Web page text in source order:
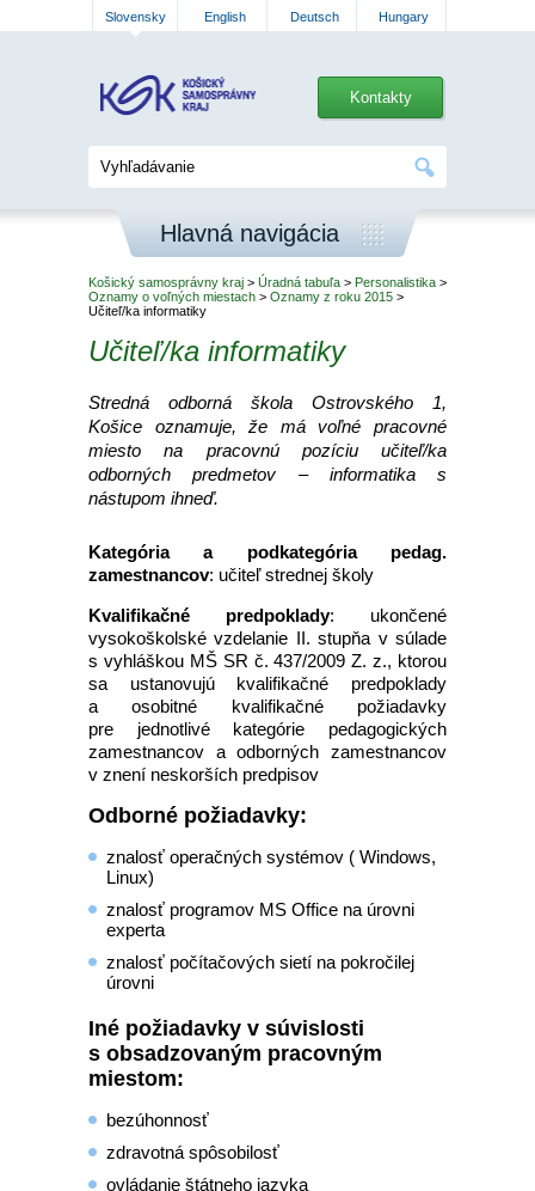
Slovensky English Deutsch Hungary
Kontakty
Hlavná navigácia
Košický samosprávny kraj > Úradná tabuľa > Personalistika >
Oznamy o voľných miestach > Oznamy z roku 2015 >
Učiteľ/ka informatiky
Učiteľ/ka informatiky
Stredná odborná škola Ostrovského 1,
Košice oznamuje, že má voľné pracovné
miesto na pracovnú pozíciu učiteľ/ka
odborných predmetov – informatika s
nástupom ihneď.
Kategória a podkategória pedag.
zamestnancov: učiteľ strednej školy
Kvalifikačné predpoklady: ukončené
vysokoškolské vzdelanie II. stupňa v súlade
s vyhláškou MŠ SR č. 437/2009 Z. z., ktorou
sa ustanovujú kvalifikačné predpoklady
a osobitné kvalifikačné požiadavky
pre jednotlivé kategórie pedagogických
zamestnancov a odborných zamestnancov
v znení neskorších predpisov
Odborné požiadavky:
znalosť operačných systémov ( Windows,
Linux)
znalosť programov MS Office na úrovni
experta
znalosť počítačových sietí na pokročilej
úrovni
Iné požiadavky v súvislosti
s obsadzovaným pracovným
miestom:
bezúhonnosť
zdravotná spôsobilosť
ovládanie štátneho jazyka